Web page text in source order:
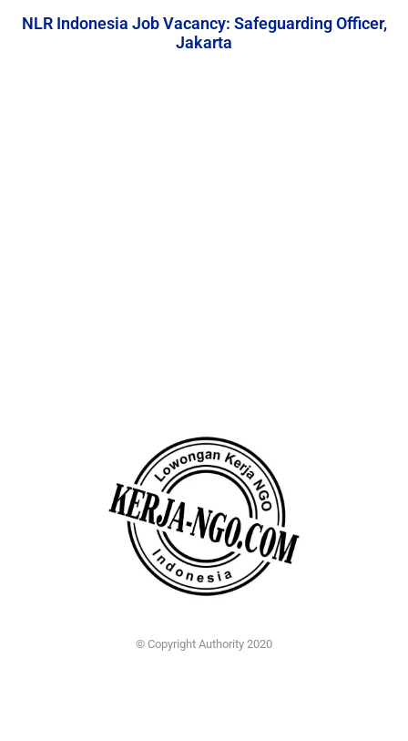
NLR Indonesia Job Vacancy: Safeguarding Officer,
Jakarta
© Copyright Authority 2020